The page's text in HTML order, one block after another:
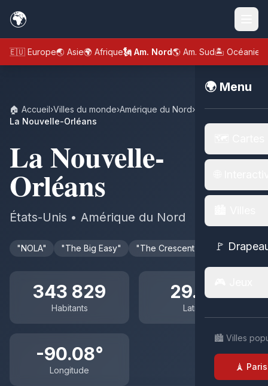
🌍
🇪🇺 Europe🌏 Asie🌍 Afrique🗽 Am. Nord🌎 Am. Sud🏝️ Océanie
🌍 Menu
🚩
🏙️ Villes
🗼 Paris
🏠 Accueil›Villes du monde›Amérique du Nord› États-Unis›
La Nouvelle-Orléans
La Nouvelle-
Orléans
États-Unis • Amérique du Nord
"NOLA" "The Big Easy" "The Crescent City"
343 829
Habitants
29.95°
Latitude
-90.08°
Longitude